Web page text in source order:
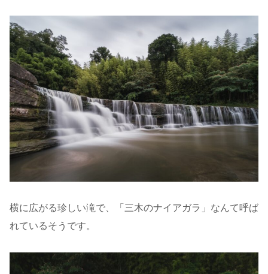
横に広がる珍しい滝で、「三木のナイアガラ」なんて呼ば
れているそうです。